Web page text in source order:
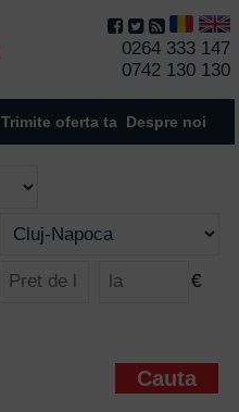
0264 333 147
0742 130 130
Trimite oferta ta Despre noi
€